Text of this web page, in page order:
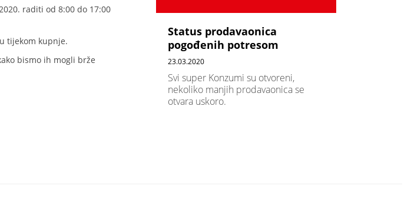
raditi od 8:00 do 17:00
tijekom kupnje.
bismo ih mogli brže
Status prodavaonica
pogođenih potresom
23.03.2020
Svi super Konzumi su otvoreni,
nekoliko manjih prodavaonica se
otvara uskoro.